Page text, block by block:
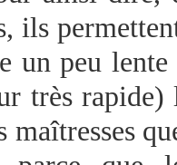
ils
un peu
très rapide)
maîtresses